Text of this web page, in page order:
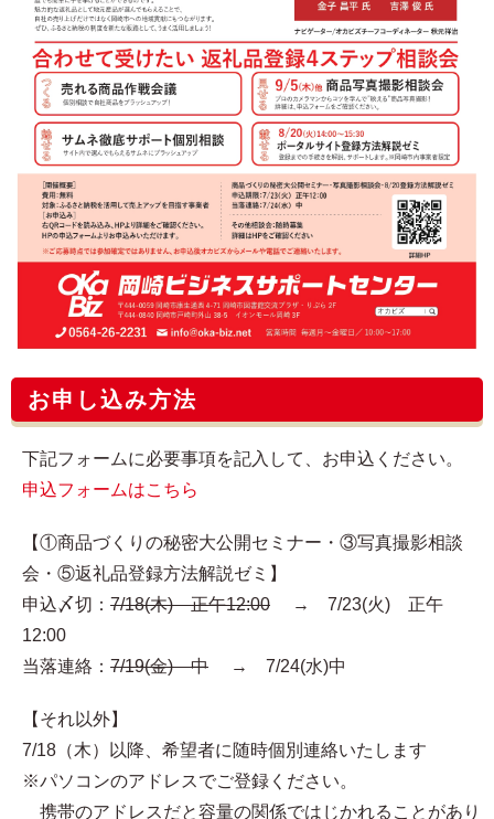
お申し込み方法
下記フォームに必要事項を記入して、お申込ください。
申込フォームはこちら
【①商品づくりの秘密大公開セミナー・③写真撮影相談
会・⑤返礼品登録方法解説ゼミ】
申込〆切： 7/18(木) 正午12:00 → 7/23(火) 正午
12:00
当落連絡： 7/19(金) 中 → 7/24(水)中
【それ以外】
7/18（木）以降、希望者に随時個別連絡いたします
※パソコンのアドレスでご登録ください。
携帯のアドレスだと容量の関係ではじかれることがあり